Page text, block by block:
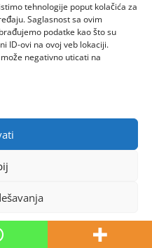
tehnologije poput kolačića za
Saglasnost sa ovim
podatke kao što su
ID-ovi na ovoj veb lokaciji.
negativno uticati na
themes.